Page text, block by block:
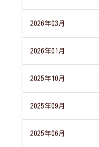
2026年03月
2026年01月
2025年10月
2025年09月
2025年06月